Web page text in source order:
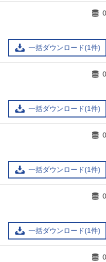
一括ダウンロード(1件)
0
一括ダウンロード(1件)
0
一括ダウンロード(1件)
0
一括ダウンロード(1件)
0
0